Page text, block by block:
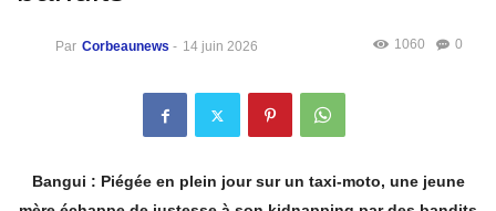
Par Corbeaunews - 14 juin 2026 0
1060
Bangui : Piégée en plein jour sur un taxi-moto, une jeune